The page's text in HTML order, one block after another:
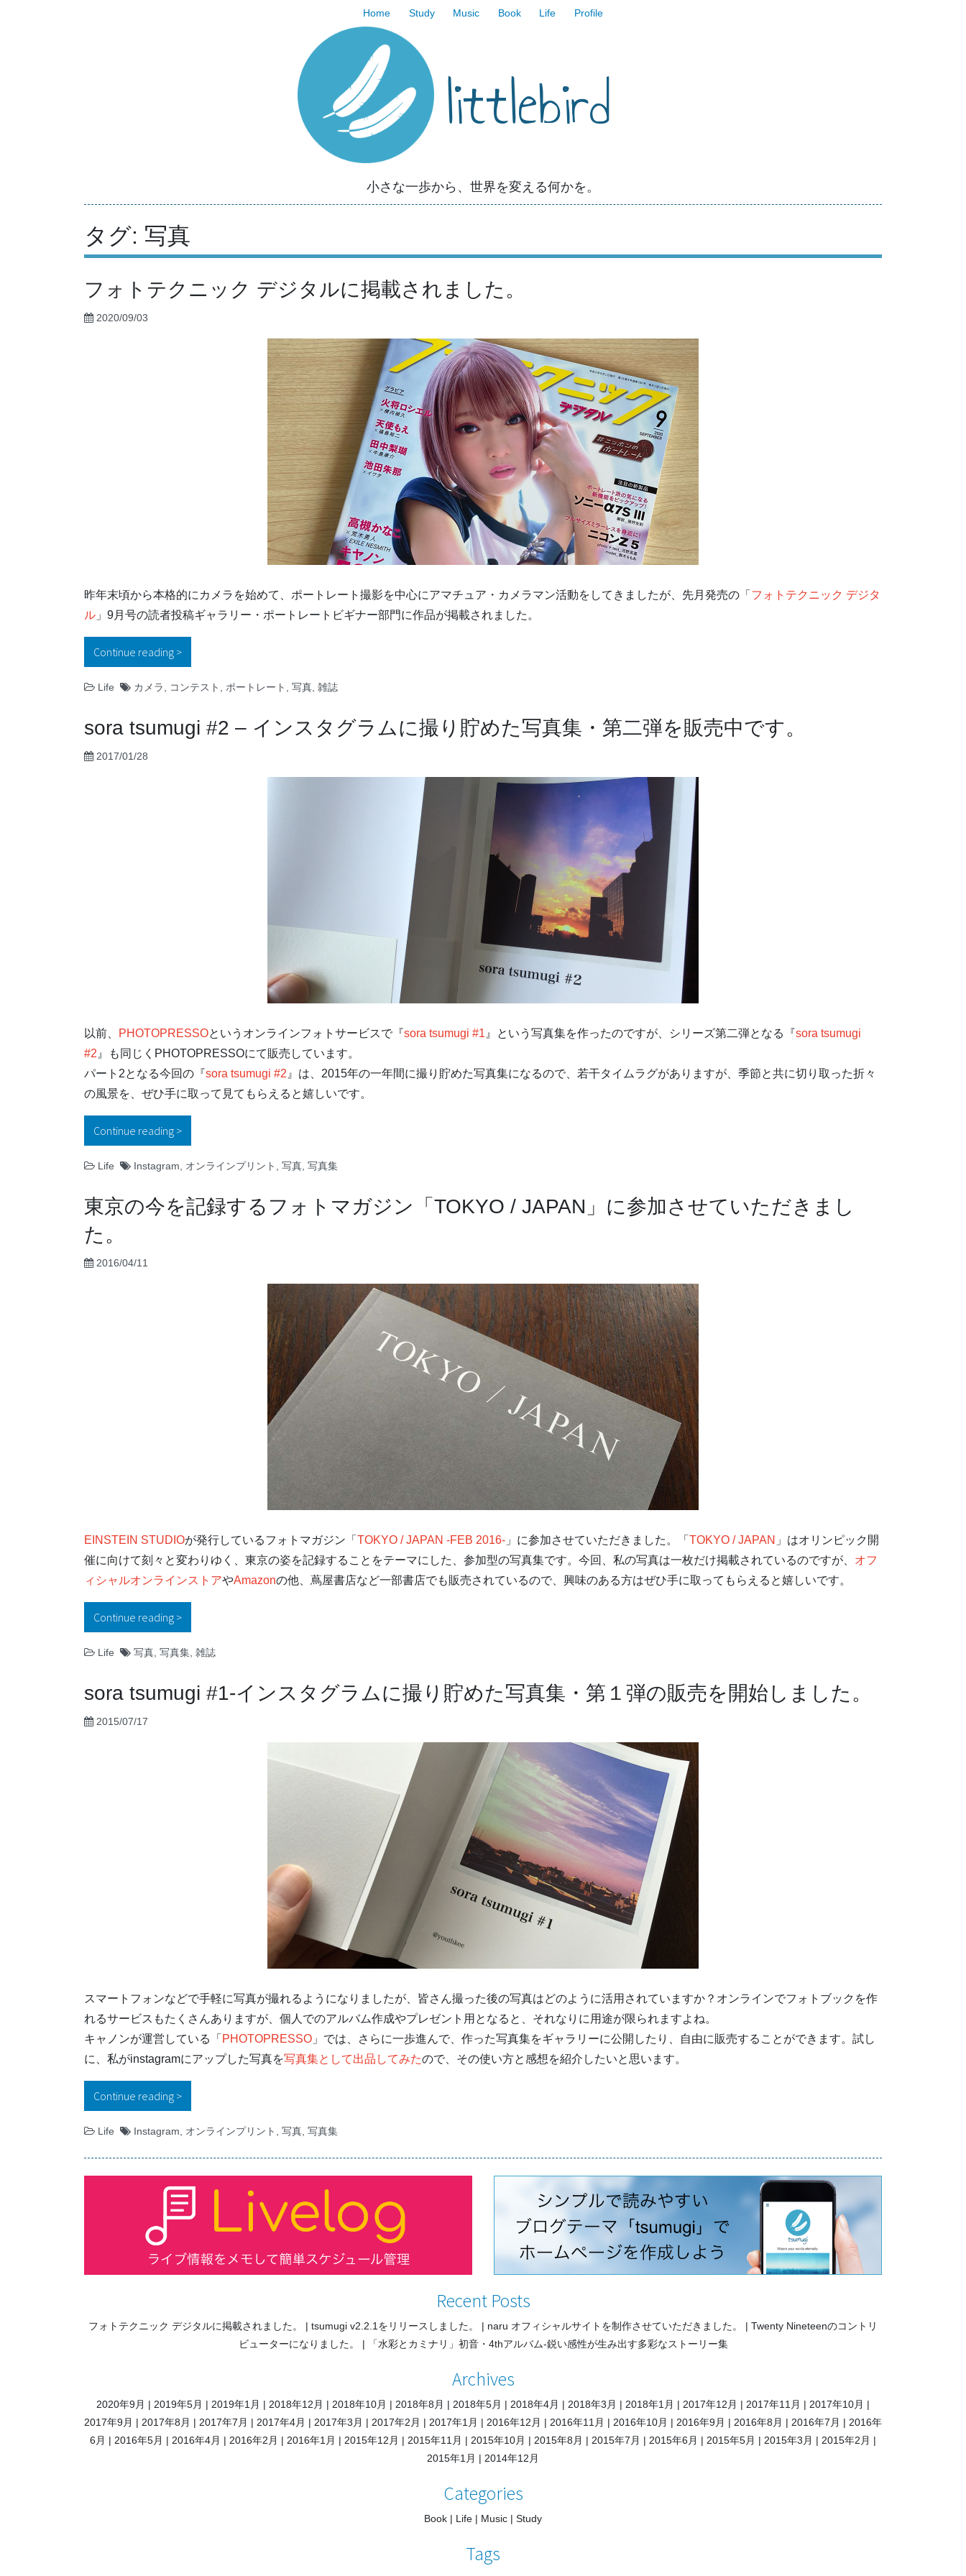
Home Study Music Book Life Profile
littlebird
小さな一歩から、世界を変える何かを。
タグ: 写真
フォトテクニック デジタルに掲載されました。
2020/09/03
昨年末頃から本格的にカメラを始めて、ポートレート撮影を中心にアマチュア・カメラマン活動をしてきましたが、先月発売の「 フォトテクニック デジタ
ル 」9月号の読者投稿ギャラリー・ポートレートビギナー部門に作品が掲載されました。
Continue reading “フォトテクニック デジタルに掲載されました。”
Life カメラ コンテスト ポートレート 写真 雑誌
sora tsumugi #2 – インスタグラムに撮り貯めた写真集・第二弾を販売中です。
2017/01/28
以前、 PHOTOPRESSOというオンラインフォトサービスで『sora tsumugi #1 』という写真集を作ったのですが、シリーズ第二弾となる『sora tsumugi
#2 』も同じくPHOTOPRESSOにて販売しています。
パート2となる今回の『sora tsumugi #2 』は、2015年の一年間に撮り貯めた写真集になるので、若干タイムラグがありますが、季節と共に切り取った折々
の風景を、ぜひ手に取って見てもらえると嬉しいです。
Continue reading “sora tsumugi #2 – インスタグラムに撮り貯めた写真集・第二弾を販売中です。”
Life Instagram オンラインプリント 写真 写真集
東京の今を記録するフォトマガジン「TOKYO / JAPAN」に参加させていただきまし
た。
2016/04/11
EINSTEIN STUDIOが発行しているフォトマガジン「 TOKYO / JAPAN -FEB 2016- 」に参加させていただきました。「 TOKYO / JAPAN 」はオリンピック開
催に向けて刻々と変わりゆく、東京の姿を記録することをテーマにした、参加型の写真集です。今回、私の写真は一枚だけ掲載されているのですが、 オフ
ィシャルオンラインストアやAmazonの他、蔦屋書店など一部書店でも販売されているので、興味のある方はぜひ手に取ってもらえると嬉しいです。
Continue reading “東京の今を記録するフォトマガジン「TOKYO / JAPAN」に参加させていただきました。”
Life 写真 写真集 雑誌
sora tsumugi #1-インスタグラムに撮り貯めた写真集・第１弾の販売を開始しました。
2015/07/17
スマートフォンなどで手軽に写真が撮れるようになりましたが、皆さん撮った後の写真はどのように活用されていますか？オンラインでフォトブックを作
れるサービスもたくさんありますが、個人でのアルバム作成やプレゼント用となると、それなりに用途が限られますよね。
キャノンが運営している「 PHOTOPRESSO 」では、さらに一歩進んで、作った写真集をギャラリーに公開したり、自由に販売することができます。試し
に、私がinstagramにアップした写真を写真集として出品してみたので、その使い方と感想を紹介したいと思います。
Continue reading “sora tsumugi #1-インスタグラムに撮り貯めた写真集・第１弾の販売を開始しました。”
Life Instagram オンラインプリント 写真 写真集
Recent Posts
フォトテクニック デジタルに掲載されました。 tsumugi v2.2.1をリリースしました。 naru オフィシャルサイトを制作させていただきました。
Twenty Nineteenのコントリ
ビューターになりました。
「水彩とカミナリ」初音・4thアルバム-鋭い感性が生み出す多彩なストーリー集
Archives
2020年9月 2019年5月 2019年1月 2018年12月 2018年10月 2018年8月 2018年5月 2018年4月 2018年3月 2018年1月 2017年12月 2017年11月
2017年10月
2017年9月
2017年8月 2017年7月 2017年4月 2017年3月 2017年2月 2017年1月 2016年12月 2016年11月 2016年10月 2016年9月 2016年8月 2016年7月
2016年
6月
2016年5月 2016年4月 2016年2月 2016年1月 2015年12月 2015年11月 2015年10月 2015年8月 2015年7月 2015年6月 2015年5月 2015年3月
2015年2月
2015年1月
2014年12月
Categories
Book Life Music Study
Tags